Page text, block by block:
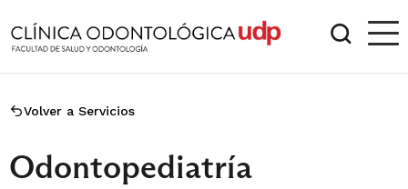
Volver a Servicios
Odontopediatría